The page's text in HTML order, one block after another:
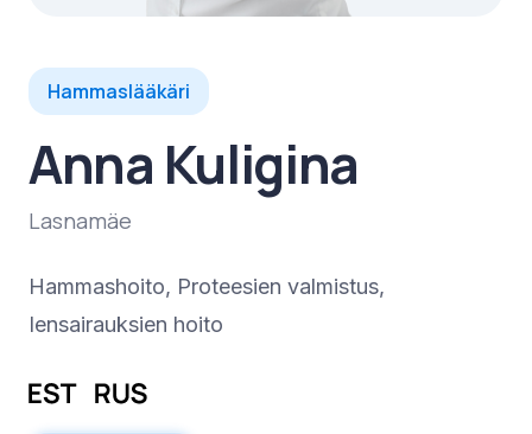
Hammaslääkäri
Anna Kuligina
Lasnamäe
Hammashoito, Proteesien valmistus,
Iensairauksien hoito